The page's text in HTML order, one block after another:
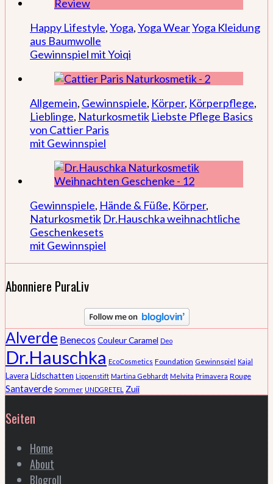
Happy Lifestyle,Yoga,Yoga WearYoga Kleidung
aus Baumwolle
Gewinnspiel mit Yoiqi
Allgemein, Gewinnspiele, Körper, Körperpflege,
Lieblinge, Naturkosmetik Liebste Pflege Basics
von Cattier Paris
mit Gewinnspiel
Gewinnspiele, Hände & Füße, Körper,
Naturkosmetik Dr.Hauschka weihnachtliche
Geschenkesets
mit Gewinnspiel
Abonniere PuraLiv
Alverde BenecosCouleur Caramel Deo
Dr.Hauschka EcoCosmetics Foundation Gewinnspiel Kajal
Lavera Lidschatten Lippenstift Martina Gebhardt Melvita Primavera Rouge
Santaverde Sommer UNDGRETEL Zuii
Seiten
Home
About
Blogroll